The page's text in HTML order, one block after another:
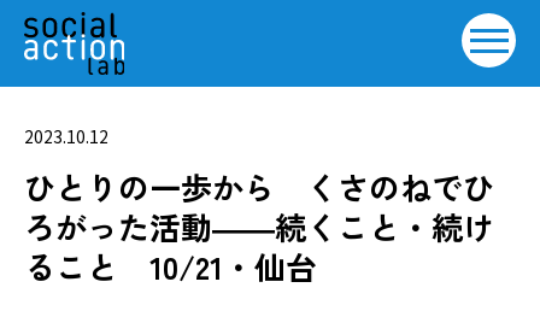
2023.10.12
ひとりの一歩から くさのねでひ
ろがった活動――続くこと・続け
ること 10/21・仙台